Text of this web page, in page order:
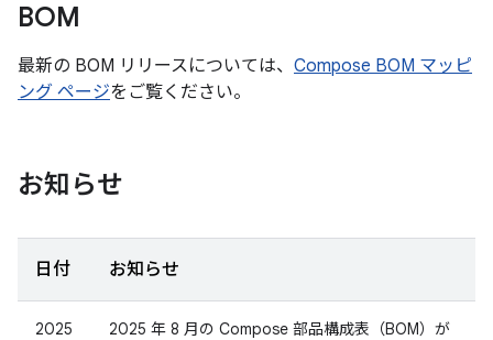
BOM
最新の BOM リリースについては、 Compose BOM マッピ
ング ページをご覧ください。
お知らせ
日付 お知らせ
2025
2025 年 8 月の Compose 部品構成表（BOM）が